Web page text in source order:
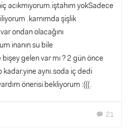
acıkmıyorum.iştahım yokSadece
.karnımda şişlik
ondan olacağını
inanın su bile
gelen var mı ? 2 gün önce
aynı.soda iç dedi
önerisi bekliyorum :(((.
chat 21